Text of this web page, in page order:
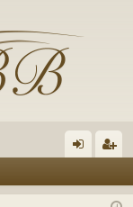
au ist